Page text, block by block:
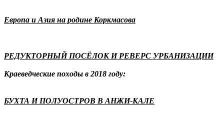
Европа и Азия на родине Коркмасова
РЕДУКТОРНЫЙ ПОСЁЛОК И РЕВЕРС УРБАНИЗАЦИИ
Краеведческие походы в 2018 году:
БУХТА И ПОЛУОСТРОВ В АНЖИ-КАЛЕ